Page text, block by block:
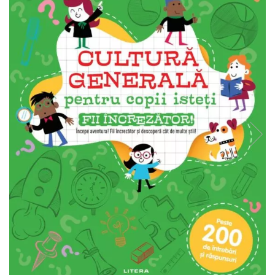
Radiere
Ascutițori
Corectoare și lipici
Mine și rezerve
Cretă școlară și creativă
Accesorii școlare
Coperți caiete si cărți
Etichete școlare
Carnete pentru elevi
Lupe și articole educative
Foarfece școlare
Globuri pământești
Cutii sandwich și caserole
Umbrele pentru copii
Termosuri
Pahare și sticle pentru scoală